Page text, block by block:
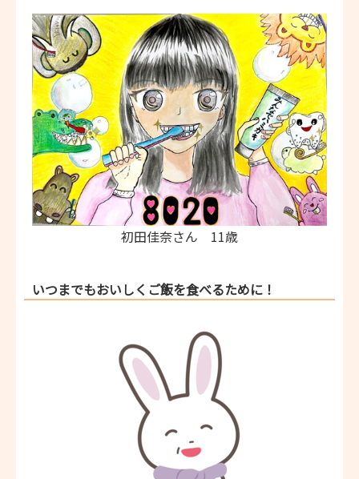
初田佳奈さん 11歳
いつまでもおいしくご飯を食べるために！